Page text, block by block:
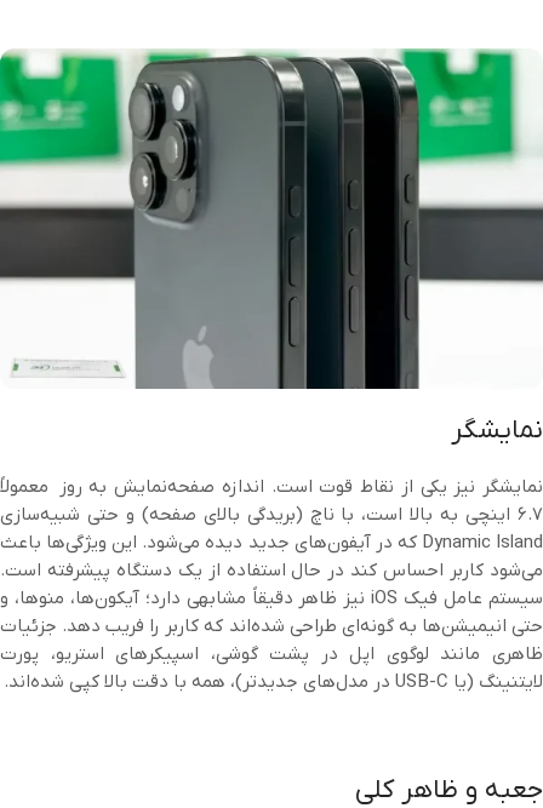
نمایشگر
نمایشگر نیز یکی از نقاط قوت است. اندازه صفحه‌نمایش به روز معمولاً
۶.۷ اینچی به بالا است، با ناچ (بریدگی بالای صفحه) و حتی شبیه‌سازی
Dynamic Island که در آیفون‌های جدید دیده می‌شود. این ویژگی‌ها باعث
می‌شود کاربر احساس کند در حال استفاده از یک دستگاه پیشرفته است.
سیستم عامل فیک iOS نیز ظاهر دقیقاً مشابهی دارد؛ آیکون‌ها، منوها، و
حتی انیمیشن‌ها به گونه‌ای طراحی شده‌اند که کاربر را فریب دهد. جزئیات
ظاهری مانند لوگوی اپل در پشت گوشی، اسپیکرهای استریو، پورت
لایتنینگ (یا USB-C در مدل‌های جدیدتر)، همه با دقت بالا کپی شده‌اند.
جعبه و ظاهر کلی